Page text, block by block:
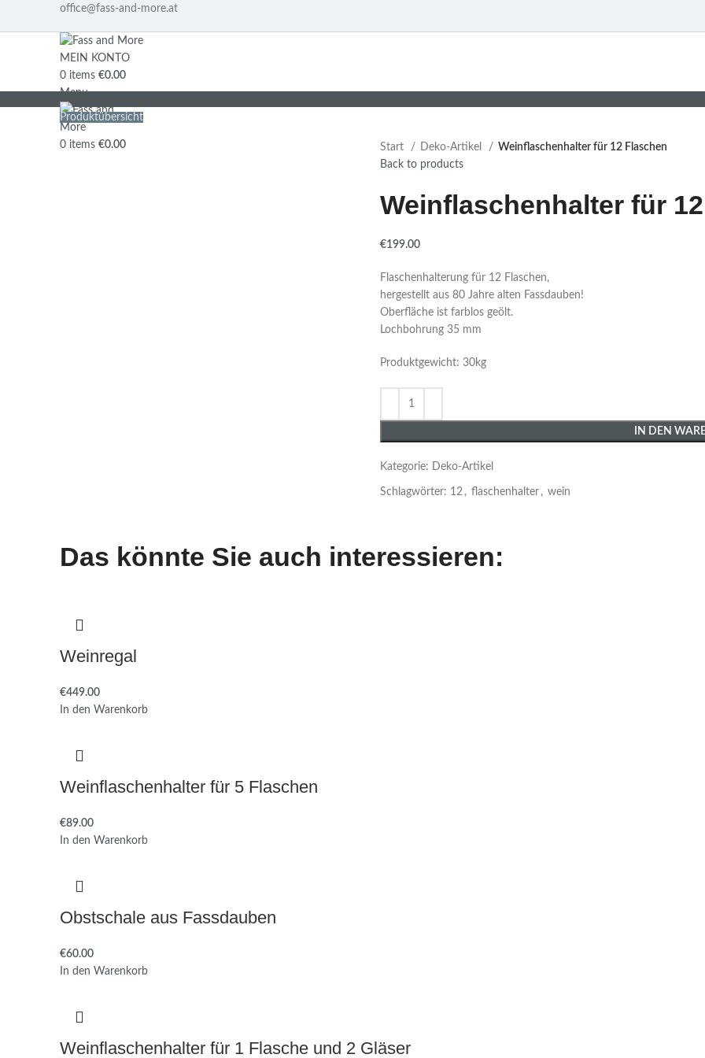
office@fass-and-more.at
MEIN KONTO
0 items €0.00
Menu
0 items €0.00
Produktübersicht
Start Deko-Artikel
Weinflaschenhalter für 12 Flaschen
Back to products
Weinflaschenhalter für
€199.00
Flaschenhalterung für 12 Flaschen,
hergestellt aus 80 Jahre alten Fassdauben!
Oberfläche ist farblos geölt.
Lochbohrung 35 mm
Produktgewicht: 30kg
IN DEN
Kategorie: Deko-Artikel
Schlagwörter: 12 , flaschenhalter , wein
Das könnte Sie auch interessieren:
Weinregal
€449.00
In den Warenkorb
Weinflaschenhalter für 5 Flaschen
€89.00
In den Warenkorb
Obstschale aus Fassdauben
€60.00
In den Warenkorb
Weinflaschenhalter für 1 Flasche und 2 Gläser